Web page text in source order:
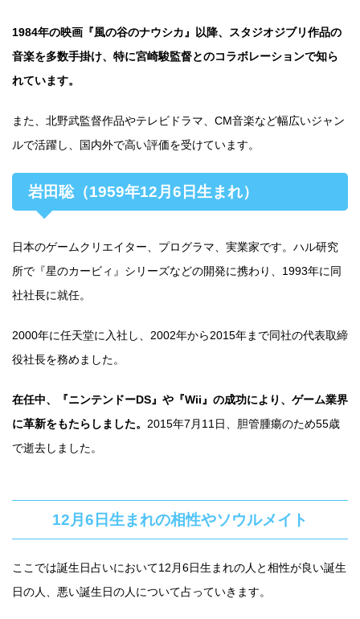
1984年の映画『風の谷のナウシカ』以降、スタジオジブリ作品の
音楽を多数手掛け、特に宮崎駿監督とのコラボレーションで知ら
れています。
また、北野武監督作品やテレビドラマ、CM音楽など幅広いジャン
ルで活躍し、国内外で高い評価を受けています。
岩田聡（1959年12月6日生まれ）
日本のゲームクリエイター、プログラマ、実業家です。ハル研究
所で『星のカービィ』シリーズなどの開発に携わり、1993年に同
社社長に就任。
2000年に任天堂に入社し、2002年から2015年まで同社の代表取締
役社長を務めました。
在任中、『ニンテンドーDS』や『Wii』の成功により、ゲーム業界
に革新をもたらしました。 2015年7月11日、胆管腫瘍のため55歳
で逝去しました。
12月6日生まれの相性やソウルメイト
ここでは誕生日占いにおいて12月6日生まれの人と相性が良い誕生
日の人、悪い誕生日の人について占っていきます。